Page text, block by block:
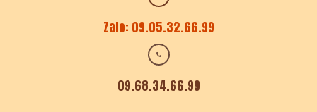
Zalo: 09.05.32.66.99
09.68.34.66.99